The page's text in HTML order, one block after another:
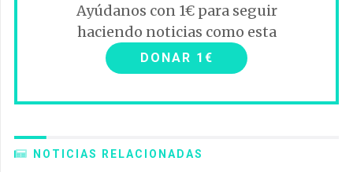
Ayúdanos con 1€ para seguir
haciendo noticias como esta
DONAR 1€
NOTICIAS RELACIONADAS